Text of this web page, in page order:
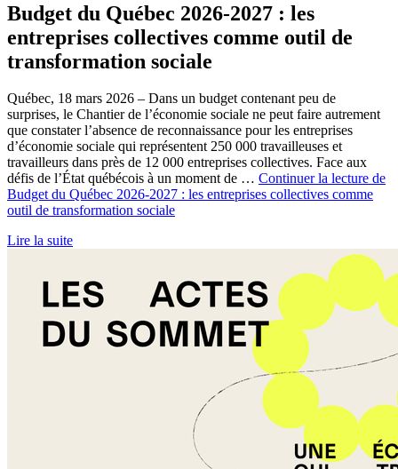
Budget du Québec 2026-2027 : les
entreprises collectives comme outil de
transformation sociale
Québec, 18 mars 2026 – Dans un budget contenant peu de
surprises, le Chantier de l’économie sociale ne peut faire autrement
que constater l’absence de reconnaissance pour les entreprises
d’économie sociale qui représentent 250 000 travailleuses et
travailleurs dans près de 12 000 entreprises collectives. Face aux
défis de l’État québécois à un moment de … Continuer la lecture de
Budget du Québec 2026-2027 : les entreprises collectives comme
outil de transformation sociale
Lire la suite